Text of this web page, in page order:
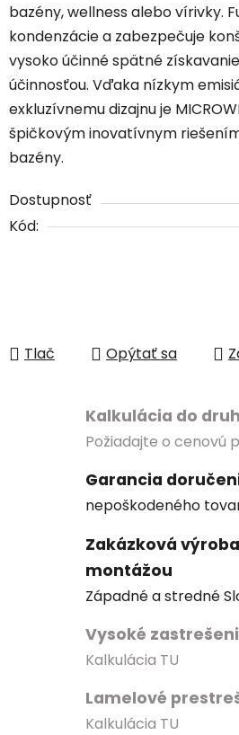
bazény, wellness alebo vírivky.
kondenzácie a zabezpečuje
vysoko účinné spätné
účinnosťou. Vďaka nízkym
exkluzívnemu dizajnu je
špičkovým inovatívnym
bazény.
Dostupnosť
Kód:
Tlač Opýtať sa
Kalkulácia do
Požiadajte o cenovú
Garancia
nepoškodeného
Zakázková
montážou
Západné a stredné
Vysoké
Kalkulácia TU
Lamelové
Kalkulácia TU